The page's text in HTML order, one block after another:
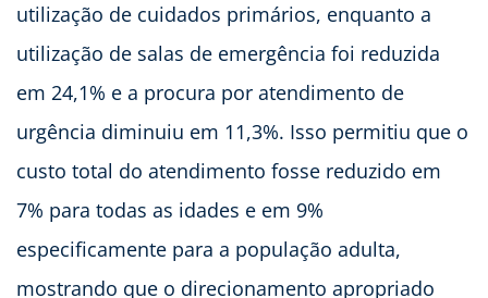
utilização de cuidados primários, enquanto a
utilização de salas de emergência foi reduzida
em 24,1% e a procura por atendimento de
urgência diminuiu em 11,3%. Isso permitiu que o
custo total do atendimento fosse reduzido em
7% para todas as idades e em 9%
especificamente para a população adulta,
mostrando que o direcionamento apropriado